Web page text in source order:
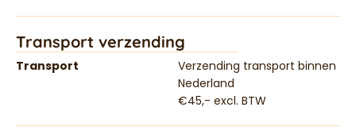
Transport verzending
Transport
Verzending transport binnen
Nederland
€45,- excl. BTW